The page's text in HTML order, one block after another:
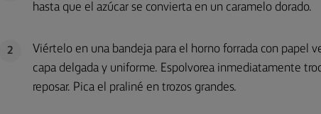
hasta que el azúcar se convierta en un caramelo dorado.
2
Viértelo en una bandeja para el horno forrada con papel
capa delgada y uniforme. Espolvorea inmediatamente
reposar. Pica el praliné en trozos grandes.